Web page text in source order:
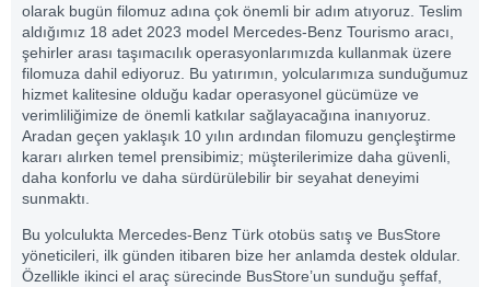
olarak bugün filomuz adına çok önemli bir adım atıyoruz. Teslim
aldığımız 18 adet 2023 model Mercedes‑Benz Tourismo aracı,
şehirler arası taşımacılık operasyonlarımızda kullanmak üzere
filomuza dahil ediyoruz. Bu yatırımın, yolcularımıza sunduğumuz
hizmet kalitesine olduğu kadar operasyonel gücümüze ve
verimliliğimize de önemli katkılar sağlayacağına inanıyoruz.
Aradan geçen yaklaşık 10 yılın ardından filomuzu gençleştirme
kararı alırken temel prensibimiz; müşterilerimize daha güvenli,
daha konforlu ve daha sürdürülebilir bir seyahat deneyimi
sunmaktı.
Bu yolculukta Mercedes‑Benz Türk otobüs satış ve BusStore
yöneticileri, ilk günden itibaren bize her anlamda destek oldular.
Özellikle ikinci el araç sürecinde BusStore’un sunduğu şeffaf,